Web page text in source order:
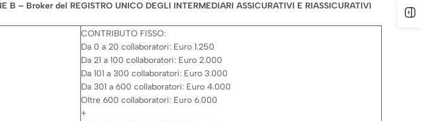
– Broker del REGISTRO UNICO DEGLI INTERMEDIARI ASSICURATIVI E RIASSICURATIVI
CONTRIBUTO FISSO:
Da 0 a 20 collaboratori: Euro 1.250
Da 21 a 100 collaboratori: Euro 2.000
Da 101 a 300 collaboratori: Euro 3.000
Da 301 a 600 collaboratori: Euro 4.000
Oltre 600 collaboratori: Euro 6.000
+